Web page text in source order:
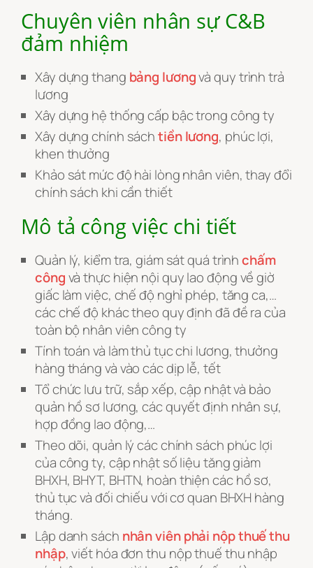
Chuyên viên nhân sự C&B
đảm nhiệm
Xây dựng thang bảng lươngvà quy trình trả
lương
Xây dựng hệ thống cấp bậc trong công ty
Xây dựng chính sáchtiền lương, phúc lợi,
khen thưởng
Khảo sát mức độ hài lòng nhân viên, thay đổi
chính sách khi cần thiết
Mô tả công việc chi tiết
Quản lý, kiểm tra, giám sát quá trìnhchấm
côngvà thực hiện nội quy lao động về giờ
giấc làm việc, chế độ nghỉ phép, tăng ca,…
các chế độ khác theo quy định đã đề ra của
toàn bộ nhân viên công ty
Tính toán và làm thủ tục chi lương, thưởng
hàng tháng và vào các dịp lễ, tết
Tổ chức lưu trữ, sắp xếp, cập nhật và bảo
quản hồ sơ lương, các quyết định nhân sự,
hợp đồng lao động,…
Theo dõi, quản lý các chính sách phúc lợi
của công ty, cập nhật số liệu tăng giảm
BHXH, BHYT, BHTN, hoàn thiện các hồ sơ,
thủ tục và đối chiếu với cơ quan BHXH hàng
tháng.
Lập danh sách nhân viên phải nộp thuế thu
nhập, viết hóa đơn thu nộp thuế thu nhập